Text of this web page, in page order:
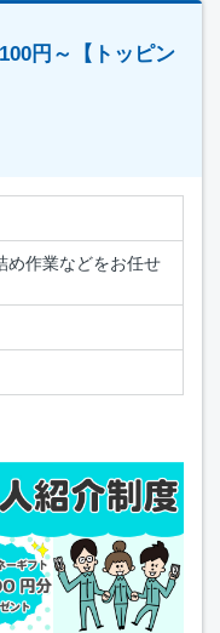
円～【トッピン
め作業などをお任せ